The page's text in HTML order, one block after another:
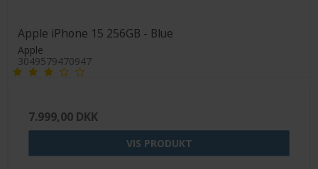
Apple iPhone 15 256GB - Blue
Apple
3049579470947
7.999,00 DKK
VIS PRODUKT